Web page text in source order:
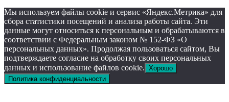
Мы используем файлы cookie и сервис «Яндекс.Метрика» для
сбора статистики посещений и анализа работы сайта. Эти
данные могут относиться к персональным и обрабатываются в
соответствии с Федеральным законом № 152-ФЗ «О
персональных данных». Продолжая пользоваться сайтом, Вы
подтверждаете согласие на обработку своих персональных
данных и использование файлов cookie. Хорошо
Политика конфиденциальности